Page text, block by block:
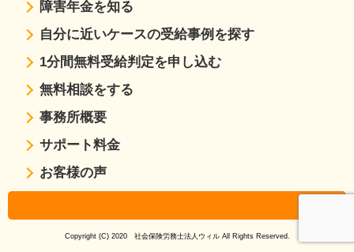
障害年金を知る
自分に近いケースの受給事例を探す
1分間無料受給判定を申し込む
無料相談をする
事務所概要
サポート料金
お客様の声
Copyright (C) 2020 社会保険労務士法人ウィル All Rights Reserved.